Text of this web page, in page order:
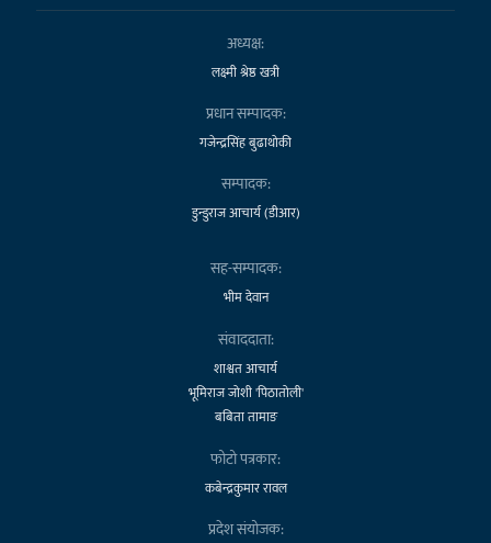
अध्यक्ष:
लक्ष्मी श्रेष्ठ खत्री
प्रधान सम्पादक:
गजेन्द्रसिंह बुढाथोकी
सम्पादक:
डुन्डुराज आचार्य (डीआर)
सह-सम्पादक:
भीम देवान
संवाददाता:
शाश्वत आचार्य
भूमिराज जोशी 'पिठातोली'
बबिता तामाङ
फोटो पत्रकार:
कबेन्द्रकुमार रावल
प्रदेश संयोजक: